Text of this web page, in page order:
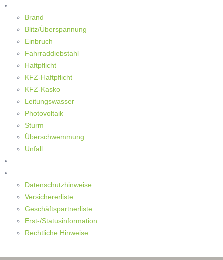
Brand
Blitz/Überspannung
Einbruch
Fahrraddiebstahl
Haftpflicht
KFZ-Haftpflicht
KFZ-Kasko
Leitungswasser
Photovoltaik
Sturm
Überschwemmung
Unfall
Datenschutzhinweise
Versichererliste
Geschäftspartnerliste
Erst-/Statusinformation
Rechtliche Hinweise